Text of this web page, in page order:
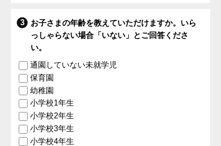
お子さまの年齢を教えていただけますか。いら
っしゃらない場合「いない」とご回答くださ
い。
通園していない未就学児
保育園
幼稚園
小学校1年生
小学校2年生
小学校3年生
小学校4年生